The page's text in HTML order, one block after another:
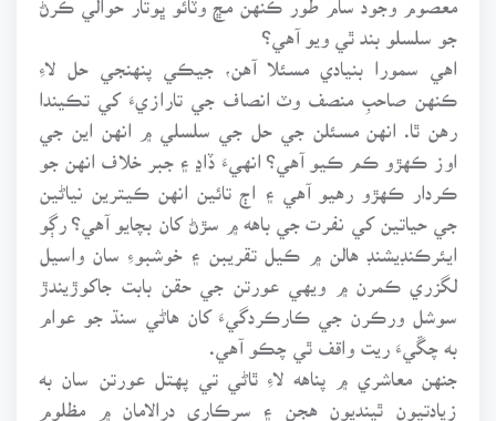
جو سلسلو بند ٿي ويو آهي؟
اهي سمورا بنيادي مسئلا آهن، جيڪي پنهنجي حل لاءِ
ڪنهن صاحبِ منصف وٽ انصاف جي تارازيءَ کي تڪيندا
رهن ٿا. انهن مسئلن جي حل جي سلسلي ۾ انهن اين جي
اوز ڪهڙو ڪم ڪيو آهي؟ انهيءَ ڏاڍ ۽ جبر خلاف انهن جو
ڪردار ڪهڙو رهيو آهي ۽ اڄ تائين انهن ڪيترين نياڻين
جي حياتين کي نفرت جي باهه ۾ سڙڻ کان بچايو آهي؟ رڳو
ايئرڪنڊيشنڊ هالن ۾ ڪيل تقريبن ۽ خوشبوءِ سان واسيل
لگزري ڪمرن ۾ ويهي عورتن جي حقن بابت جاکوڙيندڙ
سوشل ورڪرن جي ڪارڪردگيءَ کان هاڻي سنڌ جو عوام
به چڱيءَ ريت واقف ٿي چڪو آهي.
جنهن معاشري ۾ پناهه لاءِ ٿاڻي تي پهتل عورتن سان به
زيادتيون ٿينديون هجن ۽ سرڪاري درالامان ۾ مظلوم